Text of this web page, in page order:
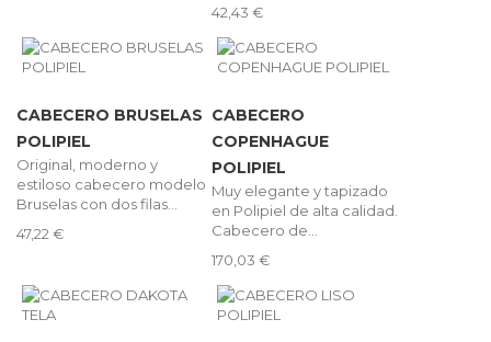
42,43 €
CABECERO BRUSELAS
POLIPIEL
Original, moderno y
estiloso cabecero modelo
Bruselas con dos filas...
47,22 €
CABECERO
COPENHAGUE
POLIPIEL
Muy elegante y tapizado
en Polipiel de alta calidad.
Cabecero de...
170,03 €